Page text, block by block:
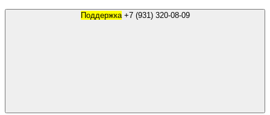
Поддержка +7 (931) 320-08-09